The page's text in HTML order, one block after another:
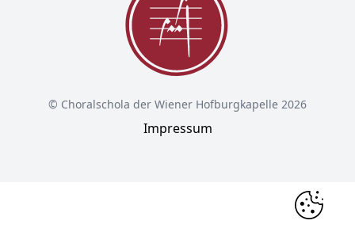
© Choralschola der Wiener Hofburgkapelle 2026
Impressum